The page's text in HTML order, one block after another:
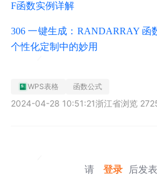
F函数实例详解
306 一键生成：RANDARRAY 函
个性化定制中的妙用
WPS表格 函数公式
2024-04-28 10:51:21浙江省浏览
请 登录 后发